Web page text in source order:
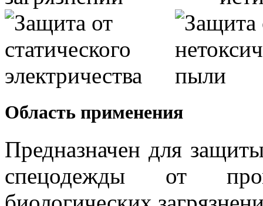
Область применения
Предназначен для
спецодежды от